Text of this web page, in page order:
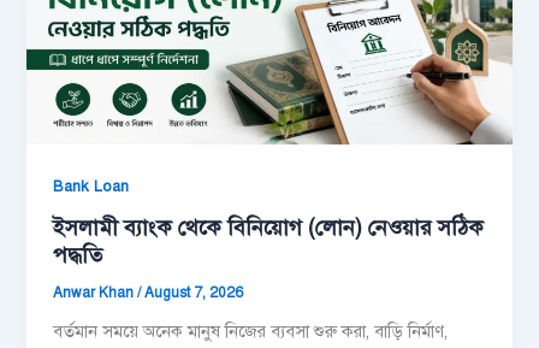
Bank Loan
ইসলামী ব্যাংক থেকে বিনিয়োগ (লোন) নেওয়ার সঠিক
পদ্ধতি
Anwar Khan/August 7, 2026
বর্তমান সময়ে অনেক মানুষ নিজের ব্যবসা শুরু করা, বাড়ি নির্মাণ,